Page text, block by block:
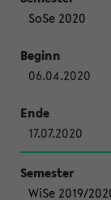
SoSe 2020
06.04.2020
17.07.2020
WiSe 2019/